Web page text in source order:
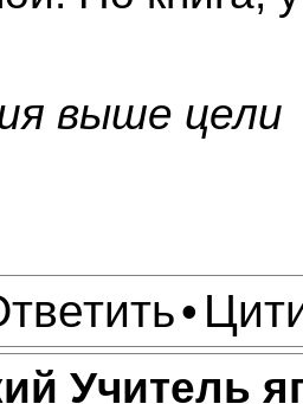
выше цели
•
Учитель